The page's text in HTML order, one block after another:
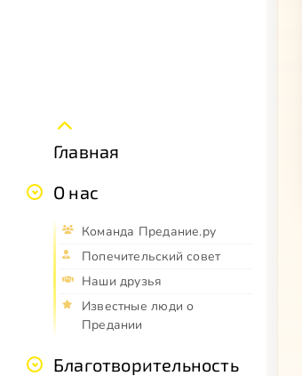
Главная
О нас
Команда Предание.ру
Попечительский совет
Наши друзья
Известные люди о
Предании
Благотворительность